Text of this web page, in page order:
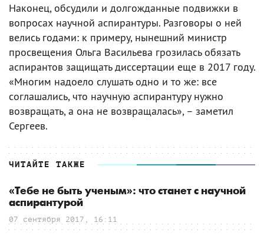
Наконец, обсудили и долгожданные подвижки в
вопросах научной аспирантуры. Разговоры о ней
велись годами: к примеру, нынешний министр
просвещения Ольга Васильева грозилась обязать
аспирантов защищать диссертации еще в 2017 году.
«Многим надоело слушать одно и то же: все
соглашались, что научную аспирантуру нужно
возвращать, а она не возвращалась», – заметил
Сергеев.
ЧИТАЙТЕ ТАКЖЕ
«Тебе не быть ученым»: что станет с научной
аспирантурой
07 сентября 2017, 16:11